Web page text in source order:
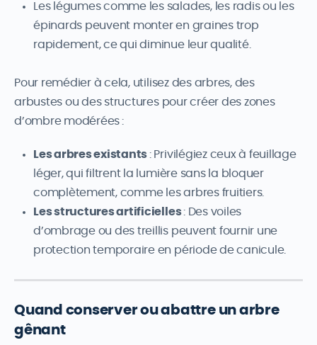
Les légumes comme les salades, les radis ou les
épinards peuvent monter en graines trop
rapidement, ce qui diminue leur qualité.
Pour remédier à cela, utilisez des arbres, des
arbustes ou des structures pour créer des zones
d’ombre modérées :
Les arbres existants: Privilégiez ceux à feuillage
léger, qui filtrent la lumière sans la bloquer
complètement, comme les arbres fruitiers.
Les structures artificielles: Des voiles
d’ombrage ou des treillis peuvent fournir une
protection temporaire en période de canicule.
Quand conserver ou abattre un arbre
gênant